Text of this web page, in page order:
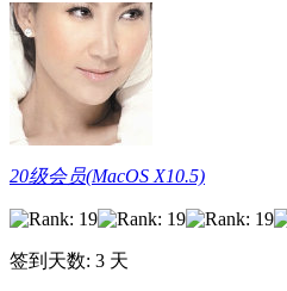
20级会员(MacOS X10.5)
签到天数: 3 天